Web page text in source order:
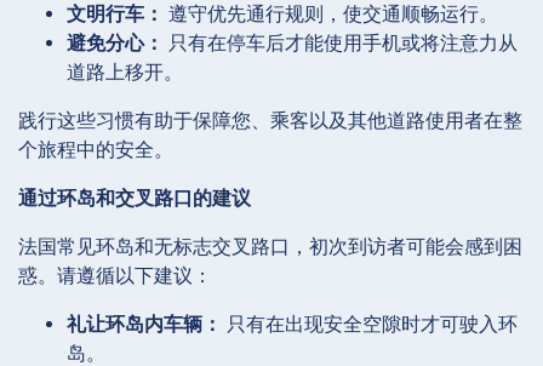
文明行车： 遵守优先通行规则，使交通顺畅运行。
避免分心：
只有在停车后才能使用手机或将注意力从
道路上移开。
践行这些习惯有助于保障您、乘客以及其他道路使用者在整
个旅程中的安全。
通过环岛和交叉路口的建议
法国常见环岛和无标志交叉路口，初次到访者可能会感到困
惑。请遵循以下建议：
礼让环岛内车辆：
只有在出现安全空隙时才可驶入环
岛。